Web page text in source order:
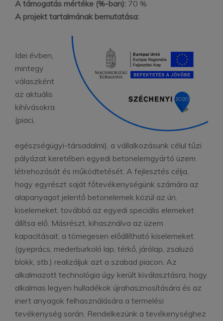
A támogatás mértéke (%-ban): 70 %
A projekt tartalmának bemutatása:
Idei évben,
mintegy
válaszként
az aktuális
kihívásokra
(piaci,
egészségügyi-társadalmi), a vállalkozásunk célul tűzi
pályázat keretében egyedi betonelemgyártó üzem
létrehozását és működtetését. A fejlesztés célja,
hogy egyrészt saját főtevékenységünk számára az
alapanyagot jelentő betonelemek közül az ún.
kiselemeket, továbbá az egyedi speciális elemeket
állítsa elő. Másrészt, kihasználva az üzem
kapacitásait, a tömegesen előállítható kiselemeket
(gyeprács, mederburkoló lap, térkő, járólap, zsaluzó
blokk, stb.) realizáljuk azt a szabad piacon. Az
alkalmazott technológia úgy került kiválasztásra, hogy
alkalmas legyen hulladékok újrahasznosítására és az
inert anyagok felhasználására a termelési
tevékenység során. Rendelkezünk a tevékenységhez